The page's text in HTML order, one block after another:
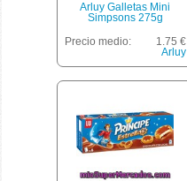
Arluy Galletas Mini
Simpsons 275g
Precio medio:
1.75 €
Arluy